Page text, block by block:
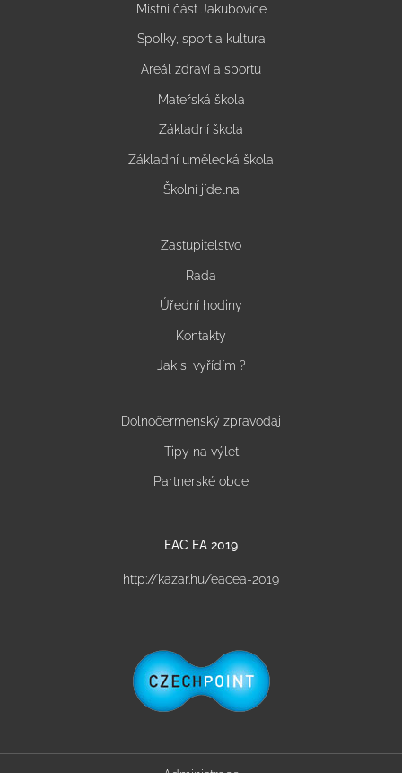
Místní část Jakubovice
Spolky, sport a kultura
Areál zdraví a sportu
Mateřská škola
Základní škola
Základní umělecká škola
Školní jídelna
Zastupitelstvo
Rada
Úřední hodiny
Kontakty
Jak si vyřídím ?
Dolnočermenský zpravodaj
Tipy na výlet
Partnerské obce
EAC EA 2019
http://kazar.hu/eacea-2019